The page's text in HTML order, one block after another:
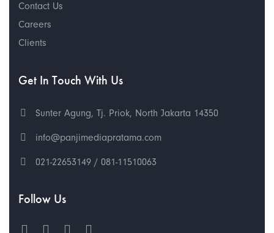
Contact Us
Careers
Clients
Get In Touch With Us
Sunter Agung, Tj. Priok, North Jakarta 14350
info@panjimediapratama.com
021-22653149 / 081-11510063
Follow Us